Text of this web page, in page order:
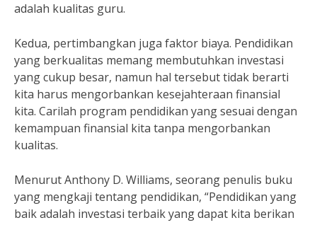
adalah kualitas guru.
Kedua, pertimbangkan juga faktor biaya. Pendidikan
yang berkualitas memang membutuhkan investasi
yang cukup besar, namun hal tersebut tidak berarti
kita harus mengorbankan kesejahteraan finansial
kita. Carilah program pendidikan yang sesuai dengan
kemampuan finansial kita tanpa mengorbankan
kualitas.
Menurut Anthony D. Williams, seorang penulis buku
yang mengkaji tentang pendidikan, “Pendidikan yang
baik adalah investasi terbaik yang dapat kita berikan